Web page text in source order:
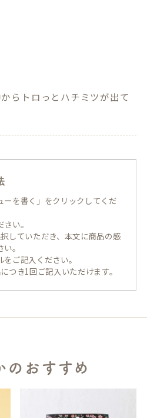
らトロっとハチミツが出て
を書く」をクリックしてくだ
い。
していただき、本文に商品の感
。
ご記入ください。
つき1回ご記入いただけます。
のおすすめ